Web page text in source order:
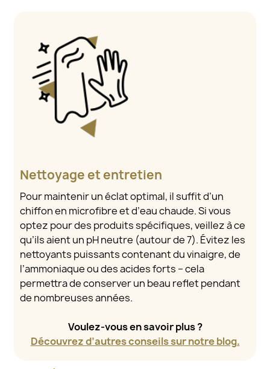
Nettoyage et entretien
Pour maintenir un éclat optimal, il suffit d’un
chiffon en microfibre et d’eau chaude. Si vous
optez pour des produits spécifiques, veillez à ce
qu’ils aient un pH neutre (autour de 7). Évitez les
nettoyants puissants contenant du vinaigre, de
l’ammoniaque ou des acides forts – cela
permettra de conserver un beau reflet pendant
de nombreuses années.
Voulez-vous en savoir plus ?
Découvrez d’autres conseils sur notre blog.